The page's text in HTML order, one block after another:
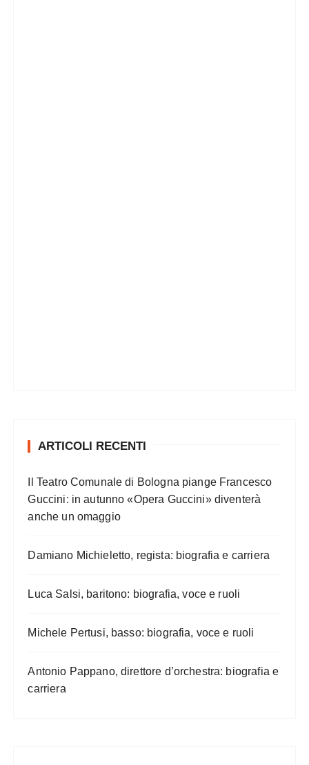
ARTICOLI RECENTI
Il Teatro Comunale di Bologna piange Francesco
Guccini: in autunno «Opera Guccini» diventerà
anche un omaggio
Damiano Michieletto, regista: biografia e carriera
Luca Salsi, baritono: biografia, voce e ruoli
Michele Pertusi, basso: biografia, voce e ruoli
Antonio Pappano, direttore d’orchestra: biografia e
carriera